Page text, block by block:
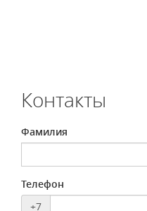
Контакты
Фамилия
Телефон
+7